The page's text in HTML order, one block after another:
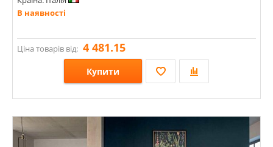
В наявності
Ціна товарів від: 4 481.15
Купити
Розміри: 600х1200; 300х300; 75х150; 100х100; 100х150; 614х708; 2400х2400; 1200х1200х6;
Стилі: Моноколор; Геометрія, орнамент; Під бетон; Під камінь;
Кольори: